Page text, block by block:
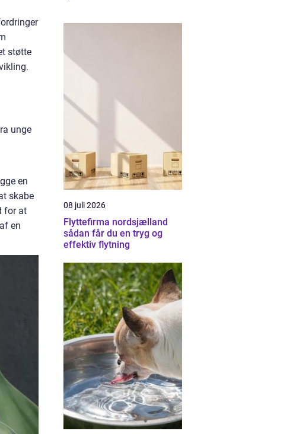
støtte
unge
en
skabe
for at
en
08 juli 2026
Flyttefirma nordsjælland
sådan får du en tryg og
effektiv flytning